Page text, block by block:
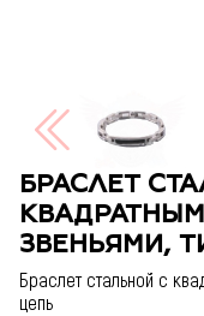
БРАСЛЕТ
ЗВЕНЬЯМИ,
Браслет стальной с
цепь